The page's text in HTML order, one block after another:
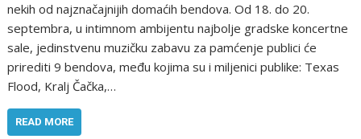
nekih od najznačajnijih domaćih bendova. Od 18. do 20.
septembra, u intimnom ambijentu najbolje gradske koncertne
sale, jedinstvenu muzičku zabavu za pamćenje publici će
prirediti 9 bendova, među kojima su i miljenici publike: Texas
Flood, Kralj Čačka,…
READ MORE